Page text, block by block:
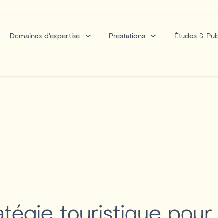
Domaines d'expertise Prestations Études &
touristique pour